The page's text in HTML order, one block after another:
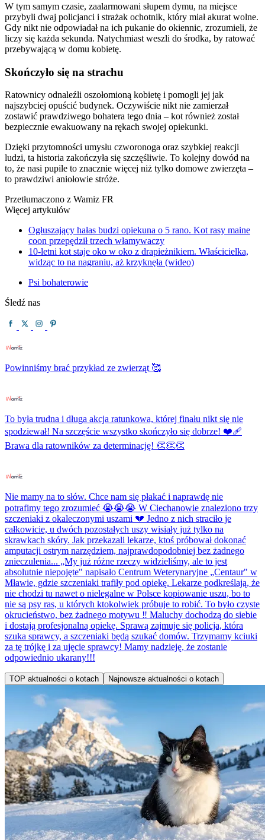
W tym samym czasie, zaalarmowani słupem dymu, na miejsce
przybyli dwaj policjanci i strażak ochotnik, który miał akurat wolne.
Gdy nikt nie odpowiadał na ich pukanie do okiennic, zrozumieli, że
liczy się każda sekunda. Natychmiast weszli do środka, by ratować
przebywającą w domu kobietę.
Skończyło się na strachu
Ratownicy odnaleźli oszołomioną kobietę i pomogli jej jak
najszybciej opuścić budynek. Oczywiście nikt nie zamierzał
zostawić prawdziwego bohatera tego dnia – kot również został
bezpiecznie ewakuowany na rękach swojej opiekunki.
Dzięki przytomności umysłu czworonoga oraz szybkiej reakcji
ludzi, ta historia zakończyła się szczęśliwie. To kolejny dowód na
to, że nasi pupile to znacznie więcej niż tylko domowe zwierzęta –
to prawdziwi aniołowie stróże.
Przetłumaczono z Wamiz FR
Więcej artykułów
Ogłuszający hałas budzi opiekuna o 5 rano. Kot rasy maine
coon przepędził trzech włamywaczy
10-letni kot staje oko w oko z drapieżnikiem. Właścicielka,
widząc to na nagraniu, aż krzyknęła (wideo)
Psi bohaterowie
Śledź nas
Powinniśmy brać przykład ze zwierząt 🥰
To była trudna i długa akcja ratunkowa, której finału nikt się nie
spodziewał! Na szczęście wszystko skończyło się dobrze! ❤️‍🩹
Brawa dla ratowników za determinację! 👏👏👏
Nie mamy na to słów. Chce nam się płakać i naprawdę nie
potrafimy tego zrozumieć 😭😭😭 W Ciechanowie znaleziono trzy
szczeniaki z okaleczonymi uszami 💔 Jedno z nich straciło je
całkowicie, u dwóch pozostałych uszy wisiały już tylko na
skrawkach skóry. Jak przekazali lekarze, ktoś próbował dokonać
amputacji ostrym narzędziem, najprawdopodobniej bez żadnego
znieczulenia... „My już różne rzeczy widzieliśmy, ale to jest
absolutnie niepojęte" napisało Centrum Weterynaryjne „Centaur" w
Mławie, gdzie szczeniaki trafiły pod opiekę. Lekarze podkreślają, że
nie chodzi tu nawet o nielegalne w Polsce kopiowanie uszu, bo to
nie są psy ras, u których ktokolwiek próbuje to robić. To było czyste
okrucieństwo, bez żadnego motywu ‼️ Maluchy dochodzą do siebie
i dostają profesjonalną opiekę. Sprawą zajmuje się policja, która
szuka sprawcy, a szczeniaki będą szukać domów. Trzymamy kciuki
za tę trójkę i za ujęcie sprawcy! Mamy nadzieję, że zostanie
odpowiednio ukarany!!!
TOP aktualności o kotach Najnowsze aktualności o kotach